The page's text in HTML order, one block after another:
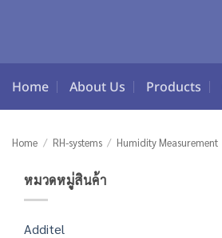
Home About Us Products
Home / RH-systems / Humidity Measurement
หมวดหมู่สินค้า
Additel